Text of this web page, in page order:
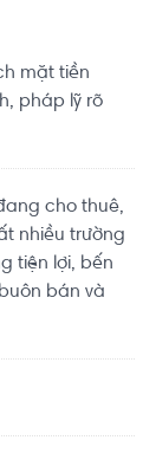
mặt tiền
pháp lỹ rõ
cho thuê,
nhiều trường
tiện lợi, bến
bán và